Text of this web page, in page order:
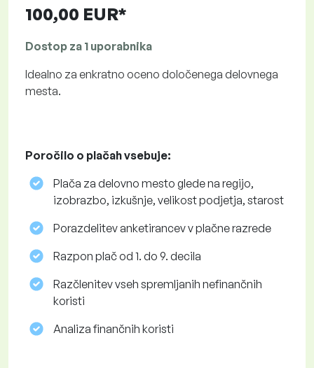
100,00 EUR*
Dostop za 1 uporabnika
Idealno za enkratno oceno določenega delovnega
mesta.
Poročilo o plačah vsebuje:
Plača za delovno mesto glede na regijo,
izobrazbo, izkušnje, velikost podjetja, starost
Porazdelitev anketirancev v plačne razrede
Razpon plač od 1. do 9. decila
Razčlenitev vseh spremljanih nefinančnih
koristi
Analiza finančnih koristi